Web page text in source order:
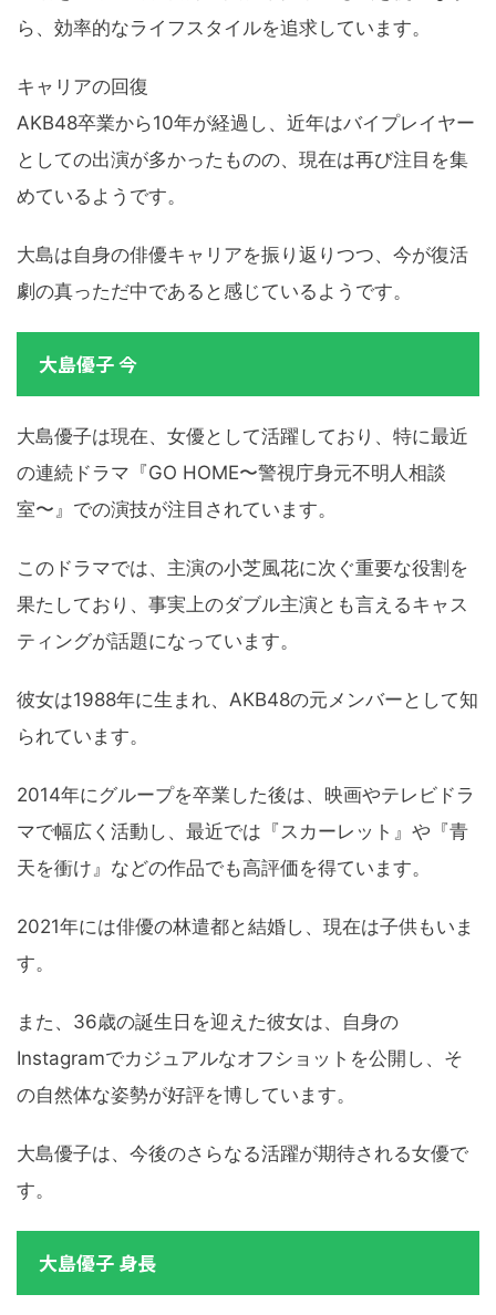
ら、効率的なライフスタイルを追求しています。
キャリアの回復
AKB48卒業から10年が経過し、近年はバイプレイヤー
としての出演が多かったものの、現在は再び注目を集
めているようです。
大島は自身の俳優キャリアを振り返りつつ、今が復活
劇の真っただ中であると感じているようです。
大島優子 今
大島優子は現在、女優として活躍しており、特に最近
の連続ドラマ『GO HOME〜警視庁身元不明人相談
室〜』での演技が注目されています。
このドラマでは、主演の小芝風花に次ぐ重要な役割を
果たしており、事実上のダブル主演とも言えるキャス
ティングが話題になっています。
彼女は1988年に生まれ、AKB48の元メンバーとして知
られています。
2014年にグループを卒業した後は、映画やテレビドラ
マで幅広く活動し、最近では『スカーレット』や『青
天を衝け』などの作品でも高評価を得ています。
2021年には俳優の林遣都と結婚し、現在は子供もいま
す。
また、36歳の誕生日を迎えた彼女は、自身の
Instagramでカジュアルなオフショットを公開し、そ
の自然体な姿勢が好評を博しています。
大島優子は、今後のさらなる活躍が期待される女優で
す。
大島優子 身長